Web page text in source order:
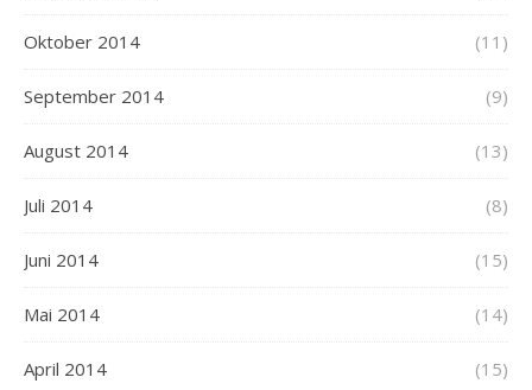
Oktober 2014 (11)
September 2014 (9)
August 2014 (13)
Juli 2014 (8)
Juni 2014 (15)
Mai 2014 (14)
April 2014 (15)